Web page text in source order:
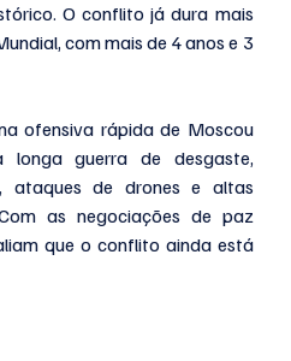
O conflito já dura mais
com mais de 4 anos e 3
ofensiva rápida de Moscou
longa guerra de desgaste,
ataques de drones e altas
as negociações de paz
que o conflito ainda está